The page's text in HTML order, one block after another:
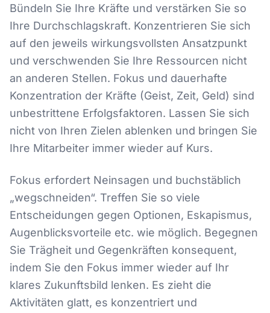
Bündeln Sie Ihre Kräfte und verstärken Sie so
Ihre Durchschlagskraft. Konzentrieren Sie sich
auf den jeweils wirkungsvollsten Ansatzpunkt
und verschwenden Sie Ihre Ressourcen nicht
an anderen Stellen. Fokus und dauerhafte
Konzentration der Kräfte (Geist, Zeit, Geld) sind
unbestrittene Erfolgsfaktoren. Lassen Sie sich
nicht von Ihren Zielen ablenken und bringen Sie
Ihre Mitarbeiter immer wieder auf Kurs.
Fokus erfordert Neinsagen und buchstäblich
„wegschneiden“. Treffen Sie so viele
Entscheidungen gegen Optionen, Eskapismus,
Augenblicksvorteile etc. wie möglich. Begegnen
Sie Trägheit und Gegenkräften konsequent,
indem Sie den Fokus immer wieder auf Ihr
klares Zukunftsbild lenken. Es zieht die
Aktivitäten glatt, es konzentriert und